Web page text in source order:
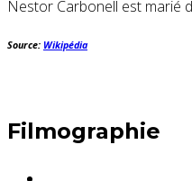
Nestor Carbonell est marié
Source: Wikipédia
Filmographie